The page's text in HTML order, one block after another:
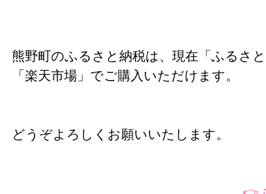
熊野町のふるさと納税は、現在「ふるさ
「楽天市場」でご購入いただけます。
どうぞよろしくお願いいたします。